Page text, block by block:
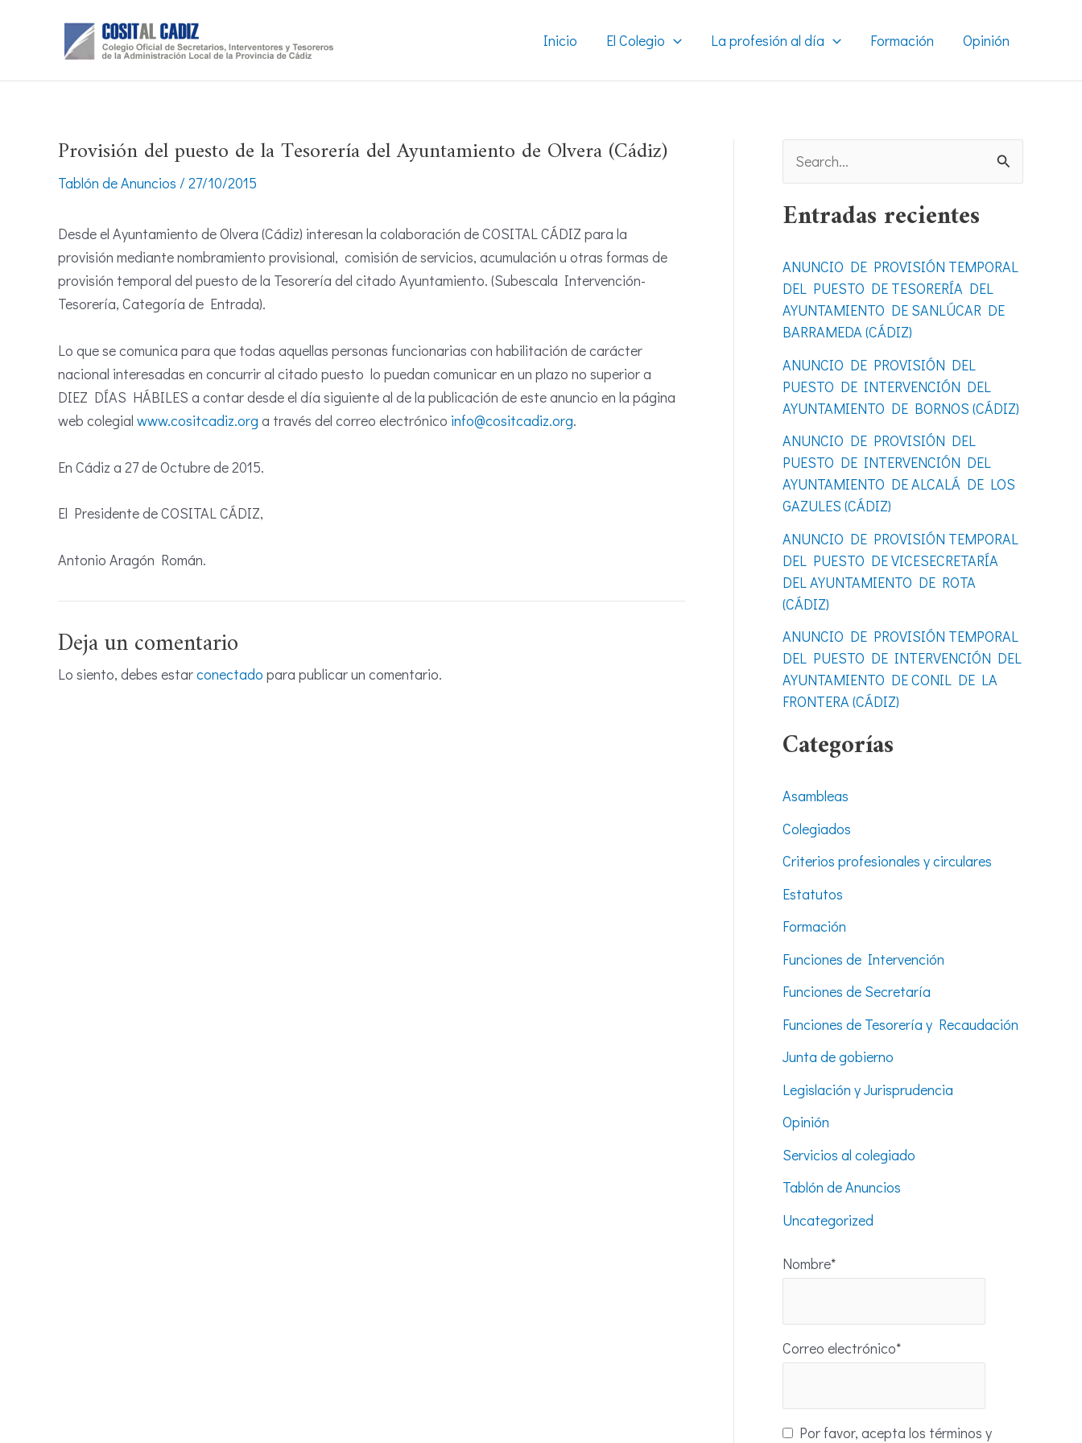
Inicio El Colegio La profesión al día Formación Opinión
Provisión del puesto de la Tesorería del Ayuntamiento de Olvera (Cádiz)
Tablón de Anuncios / 27/10/2015
Desde el Ayuntamiento de Olvera (Cádiz) interesan la colaboración de COSITAL CÁDIZ para la
provisión mediante nombramiento provisional, comisión de servicios, acumulación u otras formas de
provisión temporal del puesto de la Tesorería del citado Ayuntamiento. (Subescala Intervención-
Tesorería, Categoría de Entrada).
Lo que se comunica para que todas aquellas personas funcionarias con habilitación de carácter
nacional interesadas en concurrir al citado puesto lo puedan comunicar en un plazo no superior a
DIEZ DÍAS HÁBILES a contar desde el día siguiente al de la publicación de este anuncio en la página
web colegial www.cositcadiz.org a través del correo electrónico info@cositcadiz.org.
En Cádiz a 27 de Octubre de 2015.
El Presidente de COSITAL CÁDIZ,
Antonio Aragón Román.
Deja un comentario
Lo siento, debes estarconectado para publicar un comentario.
s
a
r
p
o
r
Entradas recientes
ANUNCIO DE PROVISIÓN TEMPORAL
DEL PUESTO DE TESORERÍA DEL
AYUNTAMIENTO DE SANLÚCAR DE
BARRAMEDA (CÁDIZ)
ANUNCIO DE PROVISIÓN DEL
PUESTO DE INTERVENCIÓN DEL
AYUNTAMIENTO DE BORNOS (CÁDIZ)
ANUNCIO DE PROVISIÓN DEL
PUESTO DE INTERVENCIÓN DEL
AYUNTAMIENTO DE ALCALÁ DE LOS
GAZULES (CÁDIZ)
ANUNCIO DE PROVISIÓN TEMPORAL
DEL PUESTO DE VICESECRETARÍA
DEL AYUNTAMIENTO DE ROTA
(CÁDIZ)
ANUNCIO DE PROVISIÓN TEMPORAL
DEL PUESTO DE INTERVENCIÓN DEL
AYUNTAMIENTO DE CONIL DE LA
FRONTERA (CÁDIZ)
Categorías
Asambleas
Colegiados
Criterios profesionales y circulares
Estatutos
Formación
Funciones de Intervención
Funciones de Secretaría
Funciones de Tesorería y Recaudación
Junta de gobierno
Legislación y Jurisprudencia
Opinión
Servicios al colegiado
Tablón de Anuncios
Uncategorized
Nombre*
Correo electrónico*
Por favor, acepta los términos y